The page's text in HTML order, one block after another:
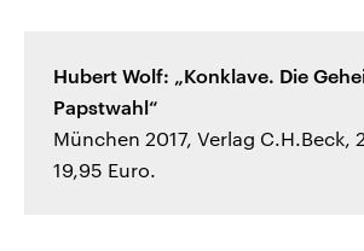
Hubert Wolf: „Konklave. Die
Papstwahl“
München 2017, Verlag C.H.Beck,
19,95 Euro.